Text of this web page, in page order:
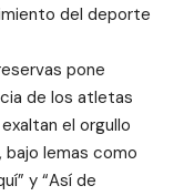
del deporte
pone
de los atletas
el orgullo
bajo lemas como
y “Así de